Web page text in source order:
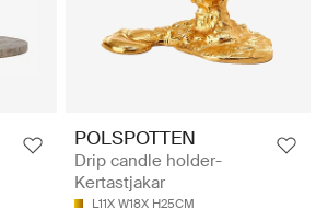
POLSPOTTEN
Drip candle holder-
Kertastjakar
L11X W18X H25CM